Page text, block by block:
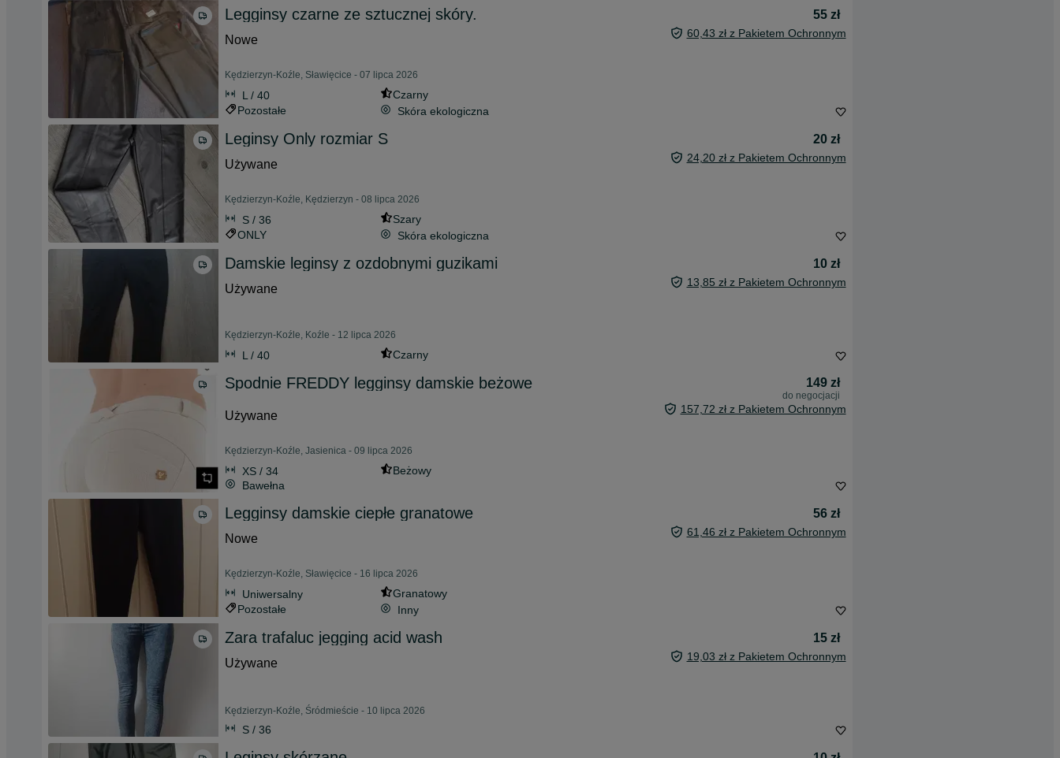
Legginsy czarne ze sztucznej skóry.
55 zł
Nowe
60,43 zł z Pakietem Ochronnym
Kędzierzyn-Koźle, Sławięcice - 07 lipca 2026
L / 40
Czarny
Pozostałe
Skóra ekologiczna
Leginsy Only rozmiar S
20 zł
Używane
24,20 zł z Pakietem Ochronnym
Kędzierzyn-Koźle, Kędzierzyn - 08 lipca 2026
S / 36
Szary
ONLY
Skóra ekologiczna
Damskie leginsy z ozdobnymi guzikami
10 zł
Używane
13,85 zł z Pakietem Ochronnym
Kędzierzyn-Koźle, Koźle - 12 lipca 2026
L / 40 Czarny
Spodnie FREDDY legginsy damskie beżowe 149 zł
do negocjacji
Używane 157,72 zł z Pakietem Ochronnym
Kędzierzyn-Koźle, Jasienica - 09 lipca 2026
XS / 34
Beżowy
Bawełna
Legginsy damskie ciepłe granatowe
56 zł
Nowe
61,46 zł z Pakietem Ochronnym
Kędzierzyn-Koźle, Sławięcice - 16 lipca 2026
Uniwersalny
Granatowy
Pozostałe
Inny
Zara trafaluc jegging acid wash
15 zł
Używane
19,03 zł z Pakietem Ochronnym
Kędzierzyn-Koźle, Śródmieście - 10 lipca 2026
S / 36